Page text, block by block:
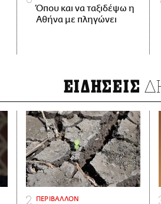
Όπου και να ταξιδέψω η
Αθήνα με πληγώνει
ΕΙΔΗΣΕΙΣ
ΠΕΡΙΒΑΛΛΟΝ